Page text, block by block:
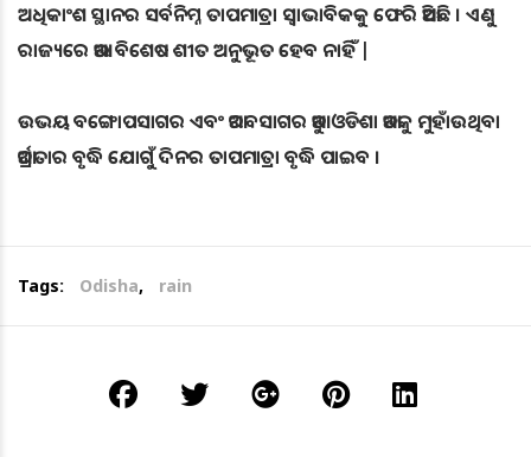
ଅଧିକାଂଶ ସ୍ଥାନର ସର୍ବନିମ୍ନ ତାପମାତ୍ରା ସ୍ବାଭାବିକକୁ ଫେରି ଆସିଛି । ଏଣୁ
ରାଜ୍ୟରେ ଆଉ ବିଶେଷ ଶୀତ ଅନୁଭୂତ ହେବ ନାହିଁ |
ଉଭୟ ବଙ୍ଗୋପସାଗର ଏବଂ ଆରବସାଗର ଆଡୁ ଓଡିଶା ଆଡକୁ ମୁହାଁଉଥିବା
ଆର୍ଦ୍ରତାର ବୃଦ୍ଧି ଯୋଗୁଁ ଦିନର ତାପମାତ୍ରା ବୃଦ୍ଧି ପାଇବ ।
Tags: Odisha, rain